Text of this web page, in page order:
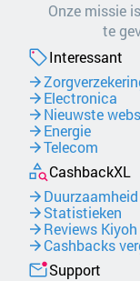
Onze missie
te
Interessant
Electronica
Nieuwste
Energie
Telecom
CashbackXL
Duurzaamheid
Statistieken
Reviews Kiyoh
Cashbacks
Support